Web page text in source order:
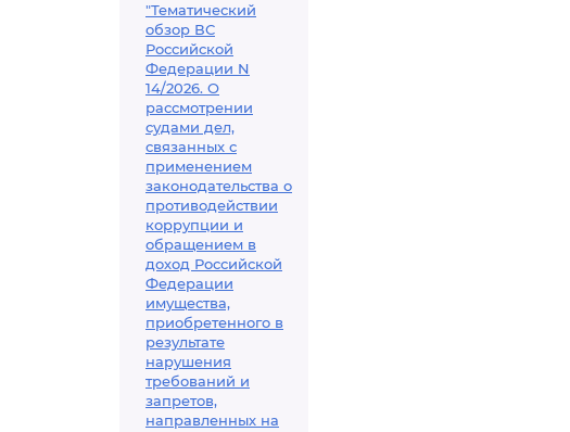
"Тематический
обзор ВС
Российской
Федерации N
14/2026. О
рассмотрении
судами дел,
связанных с
применением
законодательства о
противодействии
коррупции и
обращением в
доход Российской
Федерации
имущества,
приобретенного в
результате
нарушения
требований и
запретов,
направленных на